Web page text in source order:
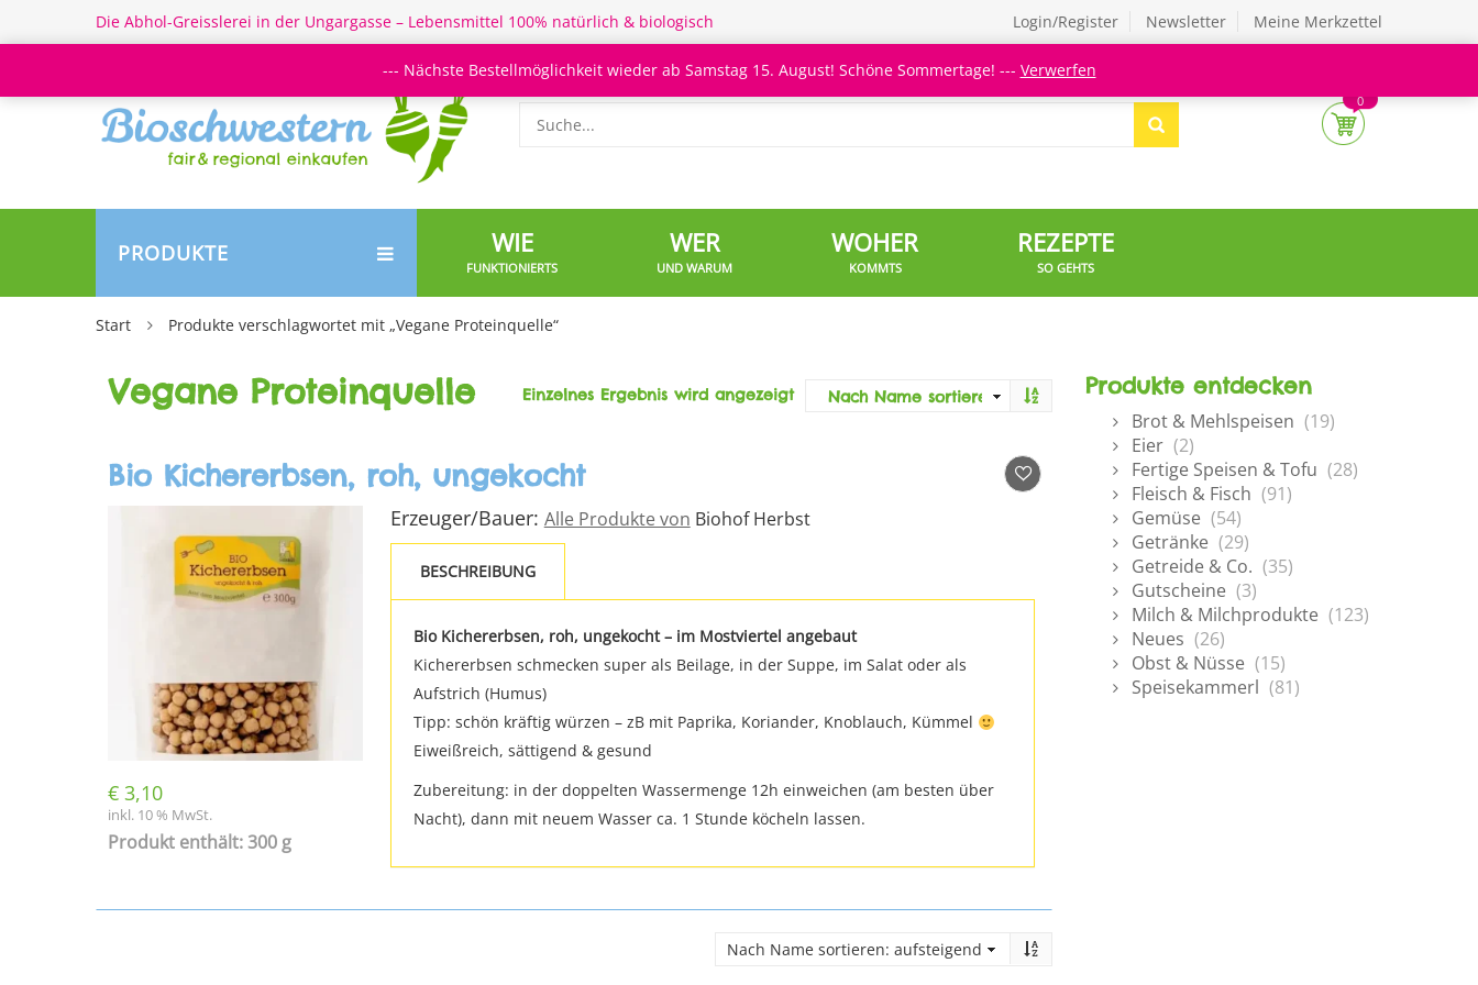
Die Abhol-Greisslerei in der Ungargasse – Lebensmittel 100% natürlich & biologisch Login/Register Newsletter Meine Merkzettel
0
PRODUKTE WIE
FUNKTIONIERTS
WER
UND WARUM
WOHER
KOMMTS
REZEPTE
SO GEHTS
Start Produkte verschlagwortet mit „Vegane Proteinquelle“
Vegane Proteinquelle Einzelnes Ergebnis wird angezeigt
Bio Kichererbsen, roh, ungekocht
€ 3,10
inkl. 10 % MwSt.
Produkt enthält: 300 g
Erzeuger/Bauer: Alle Produkte von Biohof Herbst
BESCHREIBUNG
Bio Kichererbsen, roh, ungekocht – im Mostviertel angebaut
Kichererbsen schmecken super als Beilage, in der Suppe, im Salat oder als
Aufstrich (Humus)
Tipp: schön kräftig würzen – zB mit Paprika, Koriander, Knoblauch, Kümmel
Eiweißreich, sättigend & gesund
Zubereitung: in der doppelten Wassermenge 12h einweichen (am besten über
Nacht), dann mit neuem Wasser ca. 1 Stunde köcheln lassen.
Produkte entdecken
Brot & Mehlspeisen (19)
Eier (2)
Fertige Speisen & Tofu (28)
Fleisch & Fisch (91)
Gemüse (54)
Getränke (29)
Getreide & Co. (35)
Gutscheine (3)
Milch & Milchprodukte (123)
Neues (26)
Obst & Nüsse (15)
Speisekammerl (81)
--- Nächste Bestellmöglichkeit wieder ab Samstag 15. August! Schöne Sommertage! --- Verwerfen